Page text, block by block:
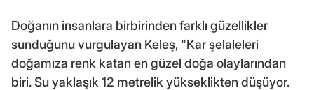
Doğanın insanlara birbirinden farklı güzellikler
sunduğunu vurgulayan Keleş, "Kar şelaleleri
doğamıza renk katan en güzel doğa olaylarından
biri. Su yaklaşık 12 metrelik yükseklikten düşüyor.